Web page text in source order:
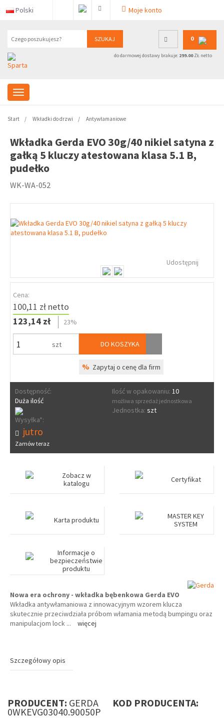
Polski Moje konto
SZUKAJ 0
do darmowej dostawy brakuje: 299.00ZŁ netto
Start Wkładki do drzwi Antywłamaniowe
Wkładka Gerda EVO 30g/40 nikiel satyna z
gałką 5 kluczy atestowana klasa 5.1 B,
pudełko
WK-WA-052
Udostępnij
Cena:
100,11 zł netto
123,14 zł
23%
szt DO KOSZYKA
% Zapytaj o cenę dla firm
Dostępność:
Duża ilość
Ilość w opakowaniu: 10
możliwa sprzedaż jednostkowa
Jednostka: szt
Wysyłka*:
jutro
Zamów teraz
Zobacz w
katalogu
Certyfikat
Karta produktu
MASTER KEY
SYSTEM
Informacje o
bezpieczeństwie
produktu
Nowa era ochrony - wkładka bębenkowa Gerda EVO
Wkładka antywłamaniowa z innowacyjnym wzorem klucza
skutecznie przeciwdziała próbom włamania metodą bumpingu oraz
manipulacjom lock ... więcej
Szczegółowy opis
PRODUCENT: GERDA KOD PRODUCENTA:
0WKEVG03040.90050P